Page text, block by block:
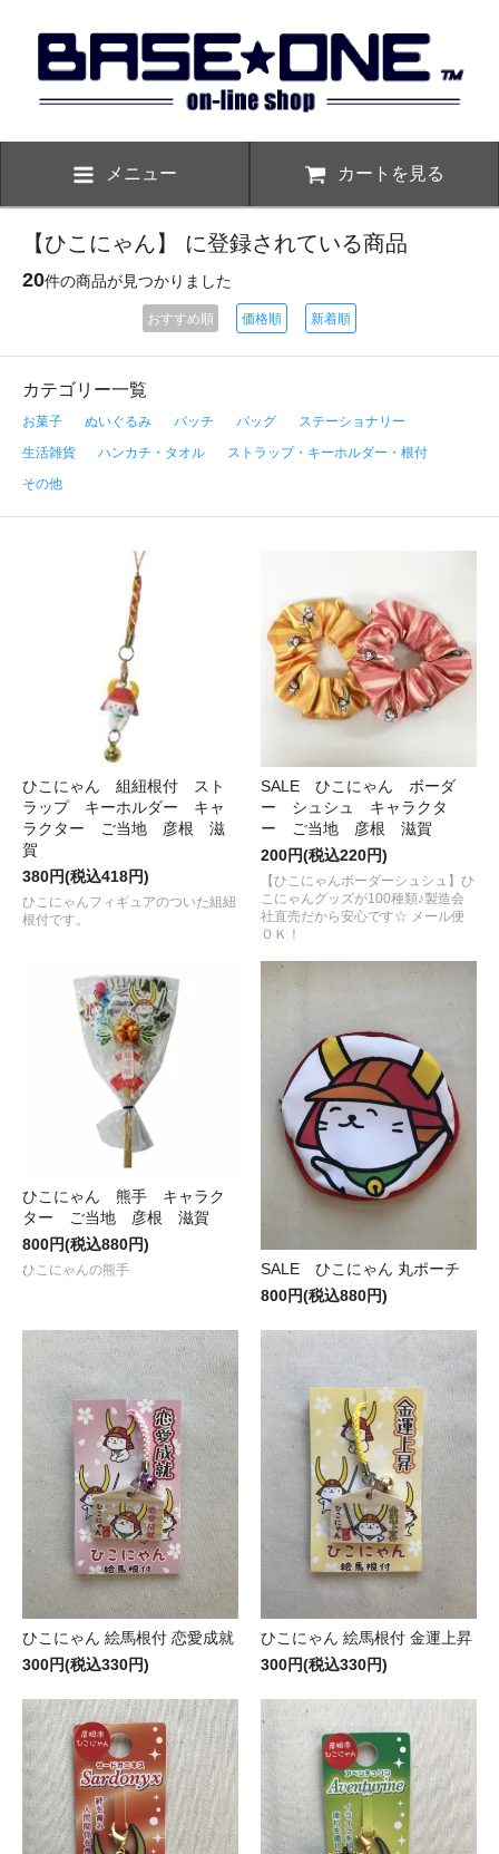
メニュー カートを見る
【ひこにゃん】 に登録されている商品
20件の商品が見つかりました
おすすめ順 価格順 新着順
カテゴリー一覧
お菓子 ぬいぐるみ バッチ バッグ
ステーショナリー
生活雑貨
ハンカチ・タオル
ストラップ・キーホルダー・根付
その他
ひこにゃん 組紐根付 スト
ラップ キーホルダー キャ
ラクター ご当地 彦根 滋
賀
380円(税込418円)
ひこにゃんフィギュアのついた組紐
根付です。
SALE ひこにゃん ボーダ
ー シュシュ キャラクタ
ー ご当地 彦根 滋賀
200円(税込220円)
【ひこにゃんボーダーシュシュ】ひ
こにゃんグッズが100種類♪製造会
社直売だから安心です☆ メール便
ＯＫ！
ひこにゃん 熊手 キャラク
ター ご当地 彦根 滋賀
800円(税込880円)
ひこにゃんの熊手
SALE ひこにゃん 丸ポーチ
800円(税込880円)
ひこにゃん 絵馬根付 恋愛成就
300円(税込330円)
ひこにゃん 絵馬根付 金運上昇
300円(税込330円)